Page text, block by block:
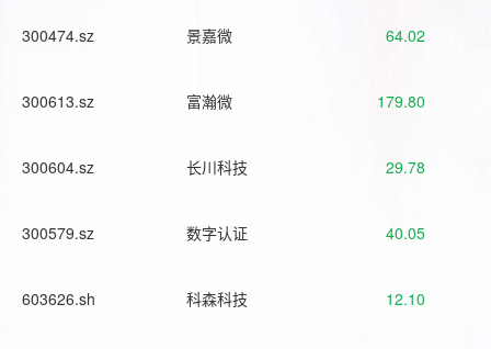
300474.sz 景嘉微 64.02
300613.sz 富瀚微 179.80
300604.sz 长川科技 29.78
300579.sz 数字认证 40.05
603626.sh 科森科技 12.10